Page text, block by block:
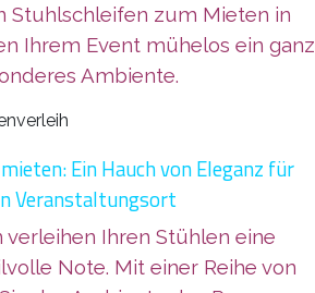
Stuhlschleifen zum Mieten in
Ihrem Event mühelos ein ganz
Ambiente.
Ein Hauch von Eleganz für
Veranstaltungsort
Ihren Stühlen eine
Note. Mit einer Reihe von